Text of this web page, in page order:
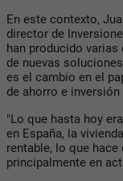
En este contexto,
director de
han producido
de nuevas
es el cambio en el
de ahorro e inversión
"Lo que hasta hoy
en España, la
rentable, lo que
principalmente en